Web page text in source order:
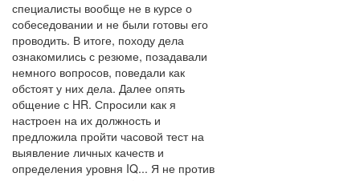
специалисты вообще не в курсе о
собеседовании и не были готовы его
проводить. В итоге, походу дела
ознакомились с резюме, позадавали
немного вопросов, поведали как
обстоят у них дела. Далее опять
общение с HR. Спросили как я
настроен на их должность и
предложила пройти часовой тест на
выявление личных качеств и
определения уровня IQ... Я не против